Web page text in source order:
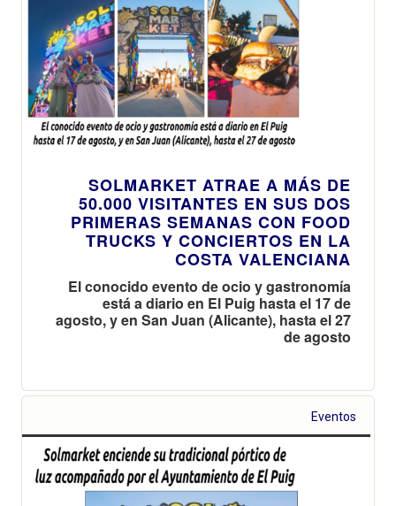
SOLMARKET ATRAE A MÁS DE
50.000 VISITANTES EN SUS DOS
PRIMERAS SEMANAS CON FOOD
TRUCKS Y CONCIERTOS EN LA
COSTA VALENCIANA
El conocido evento de ocio y gastronomía
está a diario en El Puig hasta el 17 de
agosto, y en San Juan (Alicante), hasta el 27
de agosto
Eventos